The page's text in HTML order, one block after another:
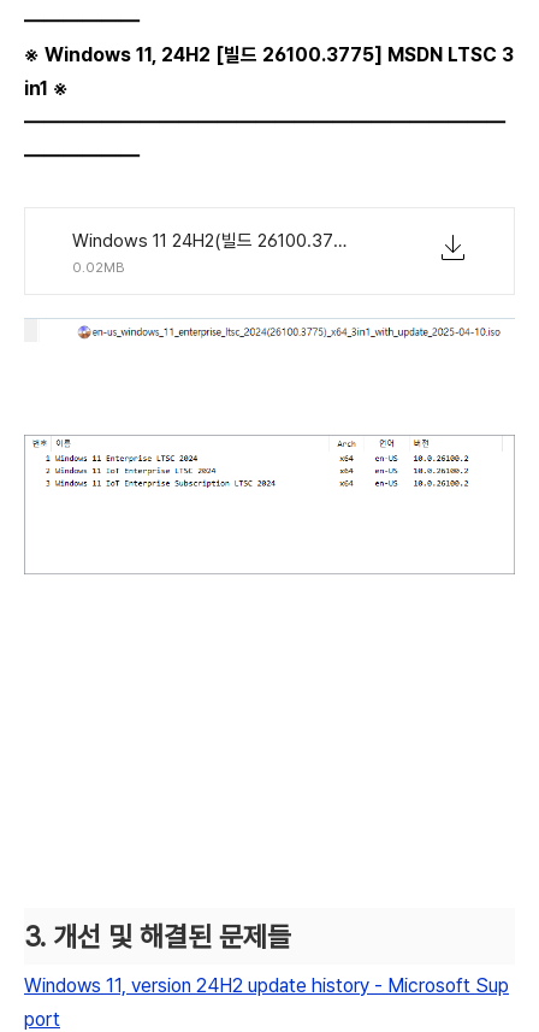
――――――
※ Windows 11, 24H2 [빌드 26100.3775] MSDN LTSC 3
in1 ※
―――――――――――――――――――――――――
――――――
Windows 11 24H2(빌드 26100.3775) LTSC 통합 버전 3in1 EN-US.torrent
0.02MB
3. 개선 및 해결된 문제들
Windows 11, version 24H2 update history - Microsoft Sup
port